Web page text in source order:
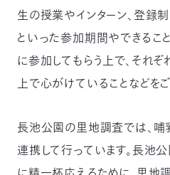
生の授業やインターン、登録
といった参加期間やできるこ
に参加してもらう上で、それ
上で心がけていることなどを
長池公園の里地調査では、哺
連携して行っています。長池